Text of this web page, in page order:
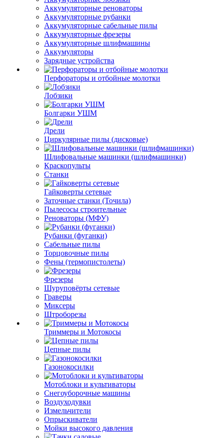
Аккумуляторные реноваторы
Аккумуляторные рубанки
Аккумуляторные сабельные пилы
Аккумуляторные фрезеры
Аккумуляторные шлифмашины
Аккумуляторы
Зарядные устройства
Перфораторы и отбойные молотки
Лобзики
Болгарки УШМ
Дрели
Циркулярные пилы (дисковые)
Шлифовальные машинки (шлифмашинки)
Краскопульты
Станки
Гайковерты сетевые
Заточные станки (Точила)
Пылесосы строительные
Реноваторы (МФУ)
Рубанки (фуганки)
Сабельные пилы
Торцовочные пилы
Фены (термопистолеты)
Фрезеры
Шуруповёрты сетевые
Граверы
Миксеры
Штроборезы
Триммеры и Мотокосы
Цепные пилы
Газонокосилки
Мотоблоки и культиваторы
Снегоуборочные машины
Воздуходувки
Измельчители
Опрыскиватели
Мойки высокого давления